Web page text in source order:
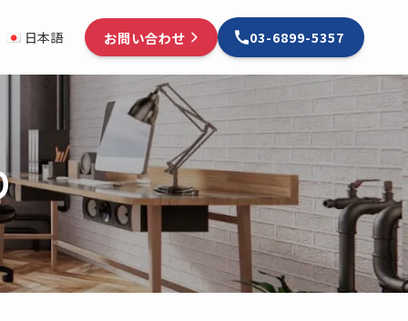
日本語 お問い合わせ 03-6899-5357